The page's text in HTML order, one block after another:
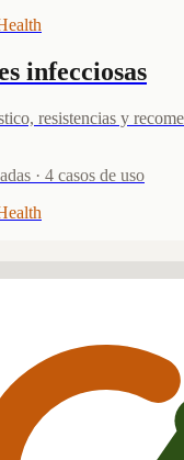
infecciosas
resistencias y
· 4 casos de uso